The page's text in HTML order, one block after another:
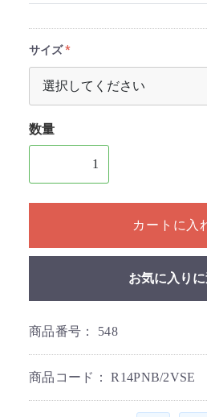
サイズ
数量
1個以上の数量を入力してくだ
カートに入
お気に入り
商品番号： 548
商品コード：R14PNB/2VSE